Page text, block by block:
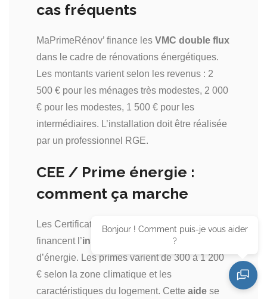
cas fréquents
MaPrimeRénov’ finance les VMC double flux
dans le cadre de rénovations énergétiques.
Les montants varient selon les revenus : 2
500 € pour les ménages très modestes, 2 000
€ pour les modestes, 1 500 € pour les
intermédiaires. L’installation doit être réalisée
par un professionnel RGE.
CEE / Prime énergie :
comment ça marche
Les Certificats d’Économies d’Énergie (CEE)
financent l’installation
via les fournisseurs
d’énergie. Les primes varient de 300 à 1 200
€ selon la zone climatique et les
caractéristiques du logement. Cette aide se
Bonjour ! Comment puis-je vous aider
?